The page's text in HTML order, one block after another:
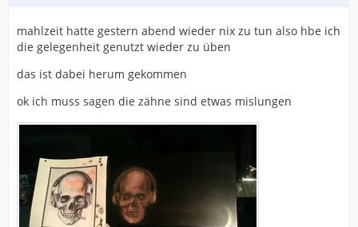
mahlzeit hatte gestern abend wieder nix zu tun also hbe ich
die gelegenheit genutzt wieder zu üben
das ist dabei herum gekommen
ok ich muss sagen die zähne sind etwas mislungen